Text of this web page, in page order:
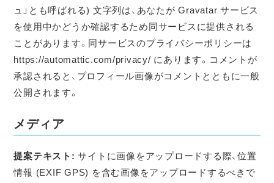
ュ」とも呼ばれる) 文字列は、あなたが Gravatar サービス
を使用中かどうか確認するため同サービスに提供される
ことがあります。同サービスのプライバシーポリシーは
https://automattic.com/privacy/ にあります。コメントが
承認されると、プロフィール画像がコメントとともに一般
公開されます。
メディア
提案テキスト:サイトに画像をアップロードする際、位置
情報 (EXIF GPS) を含む画像をアップロードするべきで